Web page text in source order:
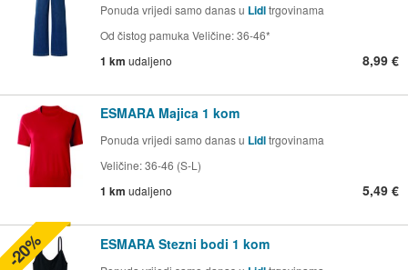
Ponuda vrijedi samo danas u Lidltrgovinama
Od čistog pamuka Veličine: 36-46*
1 km udaljeno 8,99 €
ESMARA Majica 1 kom
Ponuda vrijedi samo danas u Lidltrgovinama
Veličine: 36-46 (S-L)
1 km udaljeno 5,49 €
ESMARA Stezni bodi 1 kom
-20%